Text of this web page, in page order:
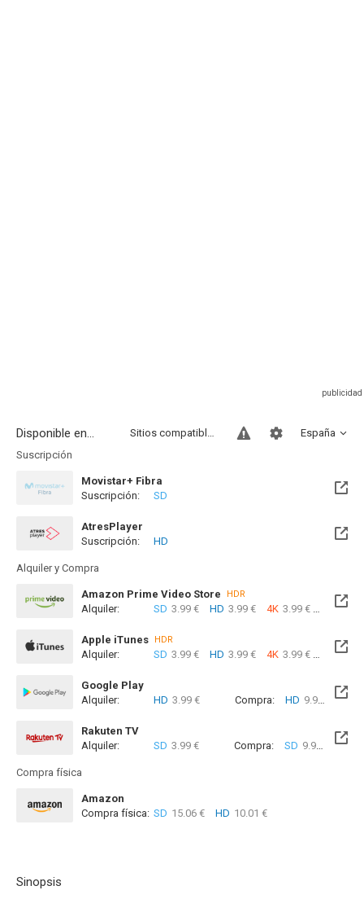
Disponible en... España
Sitios compatibles
Suscripción
Movistar+ Fibra
Próximamente. A partir del Mié, 19 Ago 2026 (En 9 días)
Suscripción: SD
AtresPlayer
Suscripción:
HD
Alquiler y Compra
Amazon Prime Video Store HDR
Alquiler: SD 3.99 € HD 3.99 € 4K 3.99 €
Apple iTunes HDR
Alquiler: SD 3.99 € HD 3.99 € 4K 3.99 €
Google Play
Alquiler:
HD 3.99 € Compra: HD 9.99 €
Rakuten TV
Alquiler:
SD 3.99 € Compra: SD 9.99 €
Compra física
Amazon
Compra física: SD 15.06 € HD 10.01 €
Sinopsis